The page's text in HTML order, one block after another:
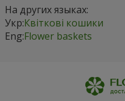
На других языках:
Укр:Квіткові кошики
Eng:Flower baskets